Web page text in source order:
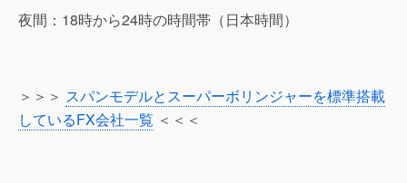
夜間：18時から24時の時間帯（日本時間）
＞＞＞ スパンモデルとスーパーボリンジャーを標準搭載
しているFX会社一覧 ＜＜＜